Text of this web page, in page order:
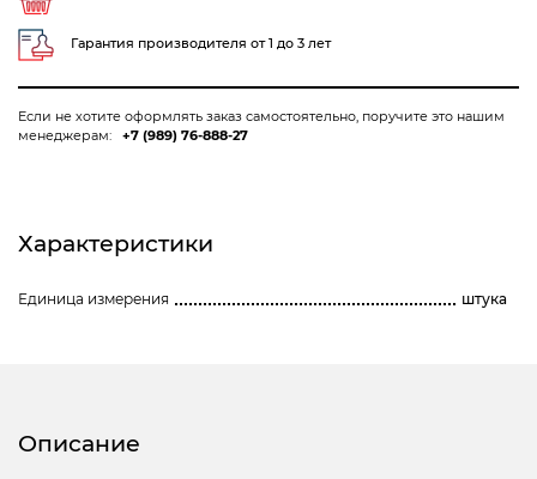
Гарантия производителя от 1 до 3 лет
Если не хотите оформлять заказ самостоятельно, поручите это нашим
менеджерам:
+7 (989) 76-888-27
Характеристики
Единица измерения штука
Описание